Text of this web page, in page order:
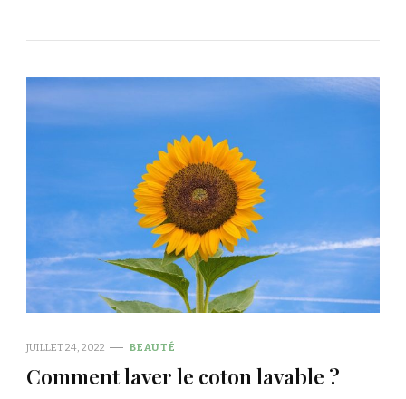
JUILLET 24, 2022 BEAUTÉ
Comment laver le coton lavable ?